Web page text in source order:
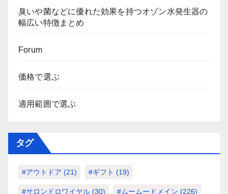
臭いや菌などに優れた効果を持つオゾン水発生器の
幅広い特徴まとめ
Forum
価格で選ぶ
適用範囲で選ぶ
タグ
#アウトドア (21) #ギフト (19)
#サロンドロワイヤル (30) #ムームードメイン (226)